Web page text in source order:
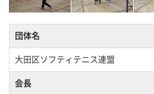
団体名
大田区ソフティテニス連盟
会長